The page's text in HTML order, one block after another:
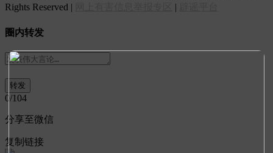
Rights Reserved |
|
圈内转发
0/104
分享至微信
复制链接